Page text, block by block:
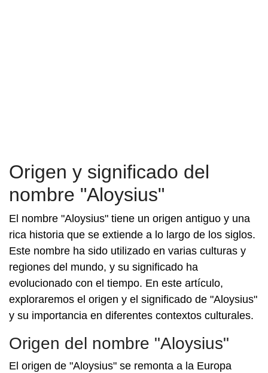
Origen y significado del
nombre "Aloysius"
El nombre "Aloysius" tiene un origen antiguo y una
rica historia que se extiende a lo largo de los siglos.
Este nombre ha sido utilizado en varias culturas y
regiones del mundo, y su significado ha
evolucionado con el tiempo. En este artículo,
exploraremos el origen y el significado de "Aloysius"
y su importancia en diferentes contextos culturales.
Origen del nombre "Aloysius"
El origen de "Aloysius" se remonta a la Europa